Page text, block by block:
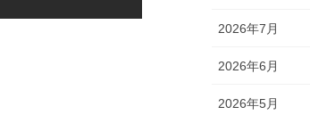
2026年7月
2026年6月
2026年5月